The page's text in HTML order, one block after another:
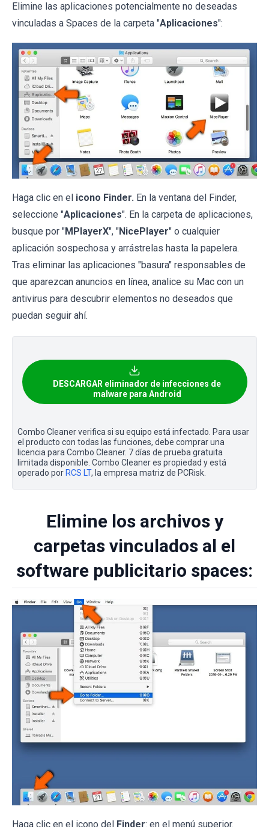
Elimine las aplicaciones potencialmente no deseadas
vinculadas a Spaces de la carpeta "Aplicaciones":
Haga clic en el icono Finder. En la ventana del Finder,
seleccione "Aplicaciones". En la carpeta de aplicaciones,
busque por "MPlayerX", "NicePlayer" o cualquier
aplicación sospechosa y arrástrelas hasta la papelera.
Tras eliminar las aplicaciones "basura" responsables de
que aparezcan anuncios en línea, analice su Mac con un
antivirus para descubrir elementos no deseados que
puedan seguir ahí.
DESCARGAR eliminador de infecciones de
malware para Android
Combo Cleaner verifica si su equipo está infectado. Para usar
el producto con todas las funciones, debe comprar una
licencia para Combo Cleaner. 7 días de prueba gratuita
limitada disponible. Combo Cleaner es propiedad y está
operado por RCS LT, la empresa matriz de PCRisk.
Elimine los archivos y
carpetas vinculados al el
software publicitario spaces:
Haga clic en el icono del Finder: en el menú superior.